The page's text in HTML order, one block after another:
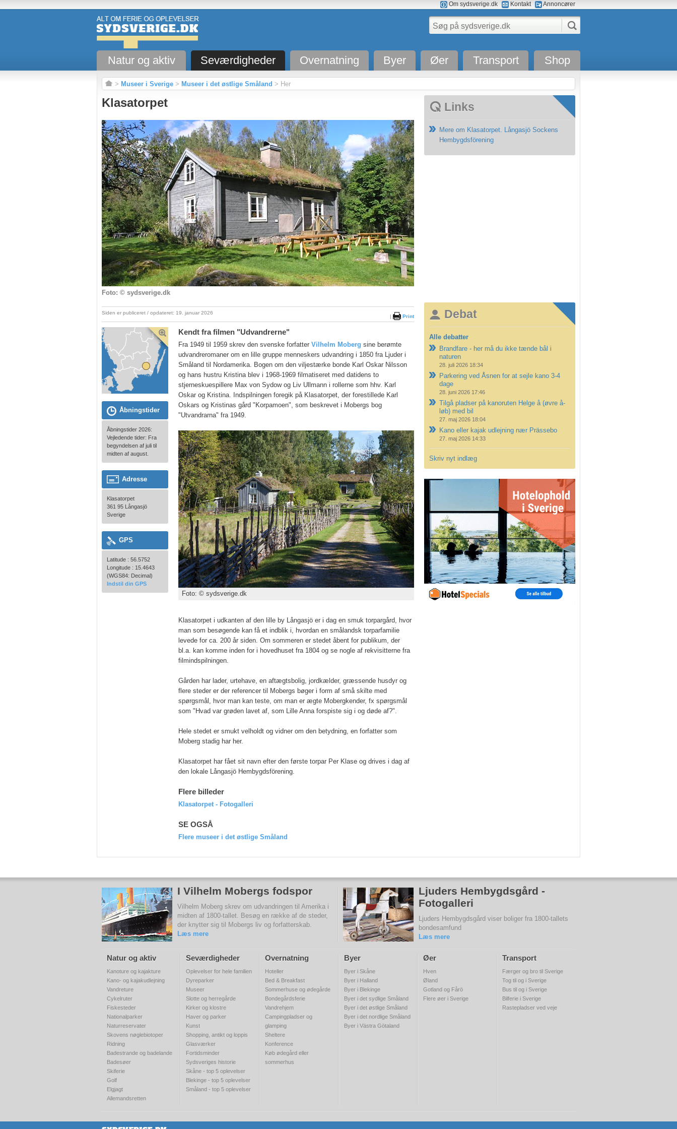
Om sydsverige.dk Kontakt Annoncører
Natur og aktiv Seværdigheder Overnatning Byer Øer Transport Shop
> Museer i Sverige > Museer i det østlige Småland > Her
Links
Mere om Klasatorpet. Långasjö Sockens
Hembygdsförening
Debat
Alle debatter
Brandfare - her må du ikke tænde bål i
naturen
28. juli 2026 18:34
Parkering ved Åsnen for at sejle kano 3-4
dage
28. juni 2026 17:46
Tilgå pladser på kanoruten Helge å (øvre å-
løb) med bil
27. maj 2026 18:04
Kano eller kajak udlejning nær Prässebo
27. maj 2026 14:33
Skriv nyt indlæg
Klasatorpet
Foto: © sydsverige.dk
| Print
Siden er publiceret / opdateret: 19. januar 2026
Åbningstider
Åbningstider 2026:
Vejledende tider: Fra
begyndelsen af juli til
midten af august.
Adresse
Klasatorpet
361 95 Långasjö
Sverige
GPS
Latitude : 56.5752
Longitude : 15.4643
(WGS84: Decimal)
Indstil din GPS
Kendt fra filmen "Udvandrerne"
Fra 1949 til 1959 skrev den svenske forfatter Vilhelm Moberg sine berømte
udvandreromaner om en lille gruppe menneskers udvandring i 1850 fra Ljuder i
Småland til Nordamerika. Bogen om den viljestærke bonde Karl Oskar Nilsson
og hans hustru Kristina blev i 1968-1969 filmatiseret med datidens to
stjerneskuespillere Max von Sydow og Liv Ullmann i rollerne som hhv. Karl
Oskar og Kristina. Indspilningen foregik på Klasatorpet, der forestillede Karl
Oskars og Kristinas gård "Korpamoen", som beskrevet i Mobergs bog
"Utvandrarna" fra 1949.
Foto: © sydsverige.dk
Klasatorpet i udkanten af den lille by Långasjö er i dag en smuk torpargård, hvor
man som besøgende kan få et indblik i, hvordan en smålandsk torparfamilie
levede for ca. 200 år siden. Om sommeren er stedet åbent for publikum, der
bl.a. kan komme inden for i hovedhuset fra 1804 og se nogle af rekvisitterne fra
filmindspilningen.
Gården har lader, urtehave, en aftægtsbolig, jordkælder, græssende husdyr og
flere steder er der referencer til Mobergs bøger i form af små skilte med
spørgsmål, hvor man kan teste, om man er ægte Mobergkender, fx spørgsmål
som "Hvad var grøden lavet af, som Lille Anna forspiste sig i og døde af?".
Hele stedet er smukt velholdt og vidner om den betydning, en forfatter som
Moberg stadig har her.
Klasatorpet har fået sit navn efter den første torpar Per Klase og drives i dag af
den lokale Långasjö Hembygdsförening.
Flere billeder
Klasatorpet - Fotogalleri
SE OGSÅ
Flere museer i det østlige Småland
I Vilhelm Mobergs fodspor
Vilhelm Moberg skrev om udvandringen til Amerika i
midten af 1800-tallet. Besøg en række af de steder,
der knytter sig til Mobergs liv og forfatterskab.
Læs mere
Ljuders Hembygdsgård -
Fotogalleri
Ljuders Hembygdsgård viser boliger fra 1800-tallets
bondesamfund
Læs mere
Natur og aktiv
Kanoture og kajakture
Kano- og kajakudlejning
Vandreture
Cykelruter
Fiskesteder
Nationalparker
Naturreservater
Skovens nøglebiotoper
Ridning
Badestrande og badelande
Badesøer
Skiferie
Golf
Elgjagt
Allemandsretten
Seværdigheder
Oplevelser for hele familien
Dyreparker
Museer
Slotte og herregårde
Kirker og klostre
Haver og parker
Kunst
Shopping, antikt og loppis
Glasværker
Fortidsminder
Sydsveriges historie
Skåne - top 5 oplevelser
Blekinge - top 5 oplevelser
Småland - top 5 oplevelser
Overnatning
Hoteller
Bed & Breakfast
Sommerhuse og ødegårde
Bondegårdsferie
Vandrehjem
Campingpladser og
glamping
Sheltere
Konference
Køb ødegård eller
sommerhus
Byer
Byer i Skåne
Byer i Halland
Byer i Blekinge
Byer i det sydlige Småland
Byer i det østlige Småland
Byer i det nordlige Småland
Byer i Västra Götaland
Øer
Hven
Øland
Gotland og Fårö
Flere øer i Sverige
Transport
Færger og bro til Sverige
Tog til og i Sverige
Bus til og i Sverige
Bilferie i Sverige
Rastepladser ved veje